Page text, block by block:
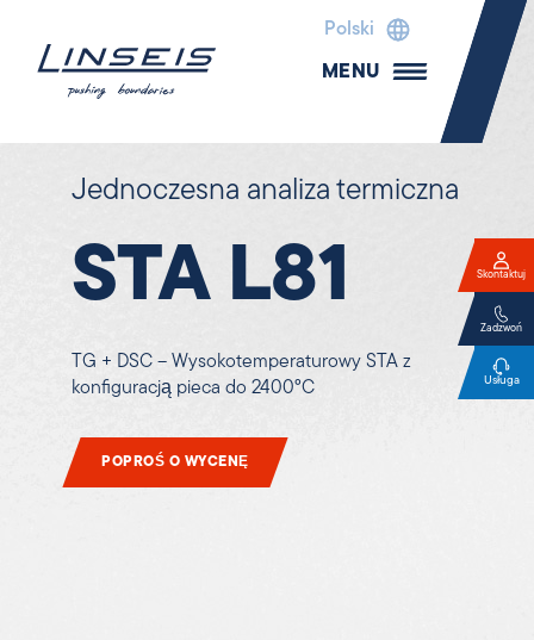
Polski
MENU
Jednoczesna analiza termiczna
STA L81
TG + DSC – Wysokotemperaturowy STA z
konfiguracją pieca do 2400°C
POPROŚ O WYCENĘ
Skontaktuj
Zadzwoń
Usługa